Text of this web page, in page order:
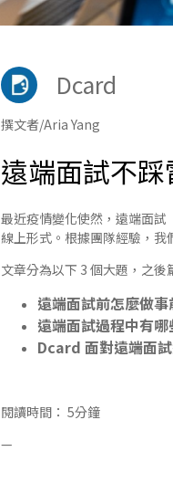
Dcard
撰文者/Aria Yang
遠端面試不
最近疫情變化使然，遠端面
線上形式。根據團隊經驗，我
文章分為以下 3 個大題，之後
遠端面試前怎麼做事
遠端面試過程中有哪
Dcard 面對遠端面
閱讀時間： 5分鐘
—